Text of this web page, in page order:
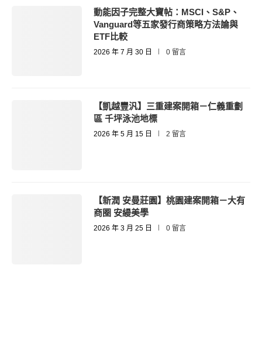
動能因子完整大寶帖：MSCI、S&P、
Vanguard等五家發行商策略方法論與
ETF比較
2026 年 7 月 30 日 0 留言
【凱越豐汎】三重建案開箱－仁義重劃
區 千坪泳池地標
2026 年 5 月 15 日 2 留言
【新潤 安曼莊園】桃園建案開箱－大有
商圈 安縵美學
2026 年 3 月 25 日 0 留言